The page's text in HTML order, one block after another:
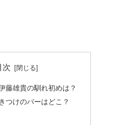
次
藤雄貴の馴れ初めは？
つけのバーはどこ？